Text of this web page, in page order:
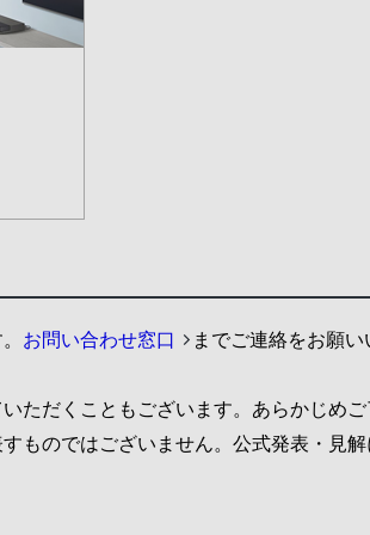
お問い合わせ窓口
までご連絡をお願い
ただくこともございます。あらかじめご
ものではございません。公式発表・見